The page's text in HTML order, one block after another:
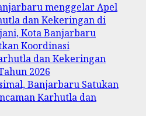
menggelar Apel
dan Kekeringan di
Kota Banjarbaru
Koordinasi
dan Kekeringan
2026
Banjarbaru Satukan
Karhutla dan